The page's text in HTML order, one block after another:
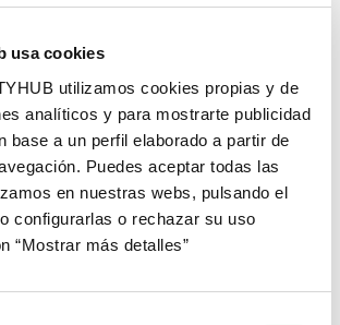
usa cookies
utilizamos cookies propias y de
analíticos y para mostrarte publicidad
base a un perfil elaborado a partir de
Puedes aceptar todas las
en nuestras webs, pulsando el
o configurarlas o rechazar su uso
“Mostrar más detalles”
las Empresas:
una mayor conciliación a colectivos
y limitaciones físicas,
diversidad al eliminar barreras geográficas.
centran en la inclusión, fomentando
que aporten perspectivas únicas y